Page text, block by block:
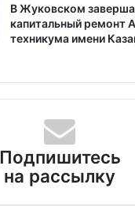
В Жуковском
капитальный ремонт
техникума имени
Подпишитесь
на рассылку